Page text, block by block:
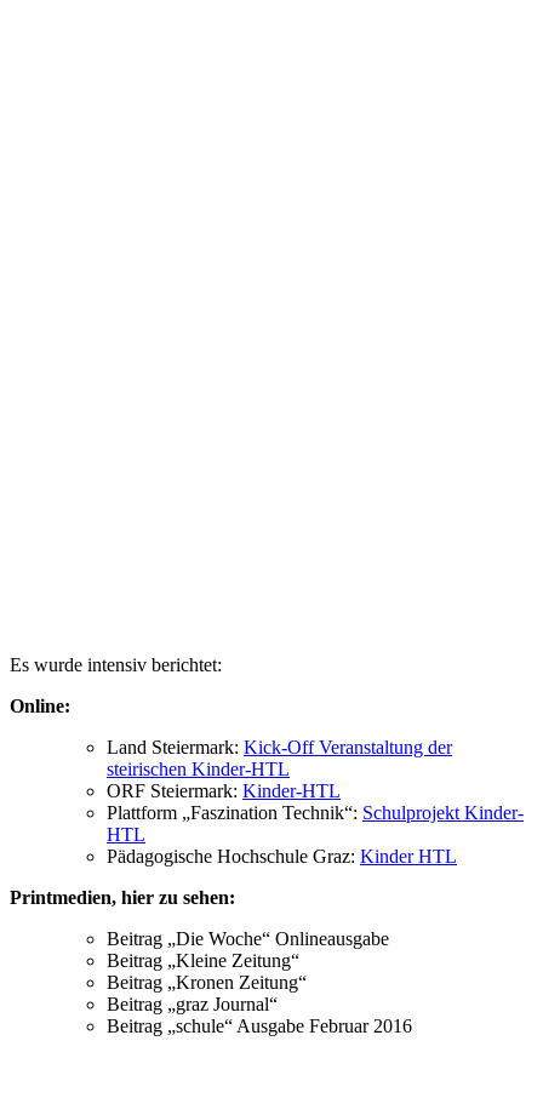
Es wurde intensiv berichtet:
Online:
Land Steiermark: Kick-Off Veranstaltung der
steirischen Kinder-HTL
ORF Steiermark: Kinder-HTL
Plattform „Faszination Technik“: Schulprojekt Kinder-
HTL
Pädagogische Hochschule Graz: Kinder HTL
Printmedien, hier zu sehen:
Beitrag „Die Woche“ Onlineausgabe
Beitrag „Kleine Zeitung“
Beitrag „Kronen Zeitung“
Beitrag „graz Journal“
Beitrag „schule“ Ausgabe Februar 2016